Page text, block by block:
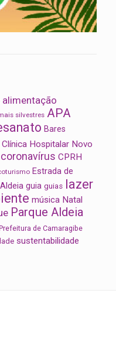
alimentação
silvestres APA
Bares
Clínica Hospitalar Novo
coronavírus CPRH
Estrada de
guia guias lazer
música Natal
Parque Aldeia
de Camaragibe
sustentabilidade